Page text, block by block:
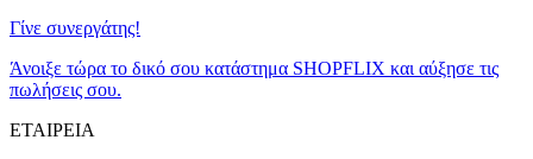
Γίνε συνεργάτης!
Άνοιξε τώρα το δικό σου κατάστημα SHOPFLIX και αύξησε τις
πωλήσεις σου.
ΕΤΑΙΡΕΙΑ